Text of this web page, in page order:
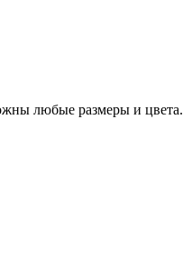
любые размеры и цвета.